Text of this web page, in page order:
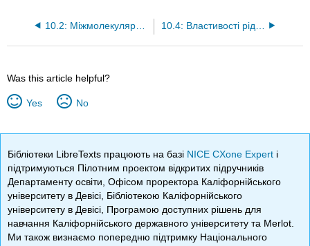
10.2: Міжмолекулярні сили
Was this article helpful?
Yes No
Бібліотеки LibreTexts працюють на базі NICE CXone Expert і
підтримуються Пілотним проектом відкритих підручників
Департаменту освіти, Офісом проректора Каліфорнійського
університету в Девісі, Бібліотекою Каліфорнійського
університету в Девісі, Програмою доступних рішень для
навчання Каліфорнійського державного університету та Merlot.
Ми також визнаємо попередню підтримку Національного